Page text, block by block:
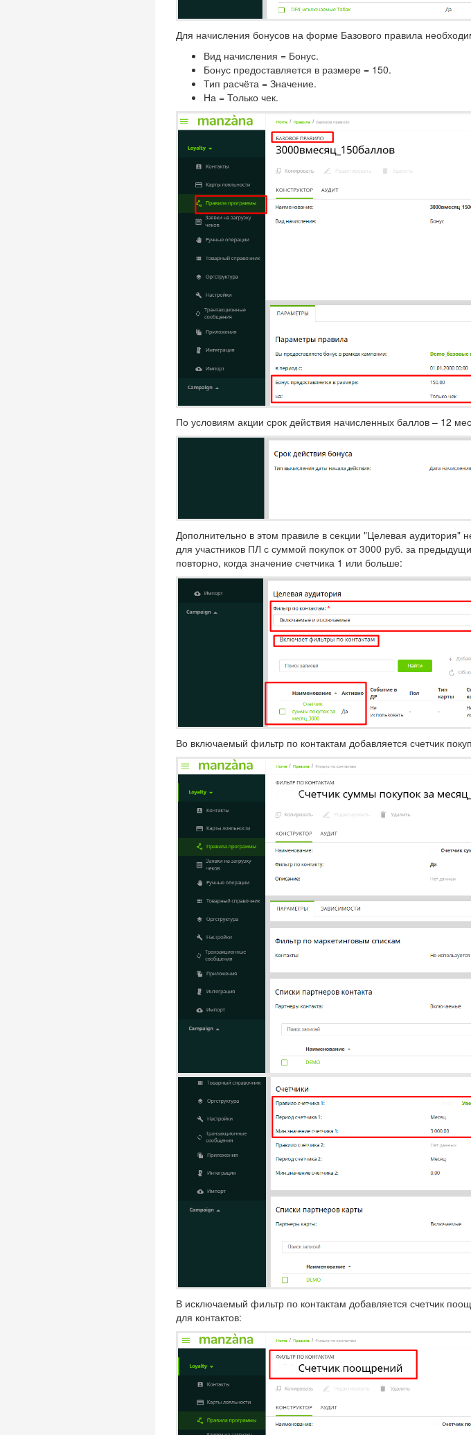
Для начисления бонусов на форме Базового правила
Вид начисления = Бонус.
Бонус предоставляется в размере = 150.
Тип расчёта = Значение.
На = Только чек.
По условиям акции срок действия начисленных баллов – 12
Дополнительно в этом правиле в секции "Целевая аудитория"
для участников ПЛ с суммой покупок от 3000 руб. за
повторно, когда значение счетчика 1 или больше:
Во включаемый фильтр по контактам добавляется счетчик
В исключаемый фильтр по контактам добавляется счетчик
для контактов: